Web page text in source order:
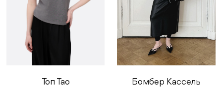
Топ Тао Бомбер Кассель